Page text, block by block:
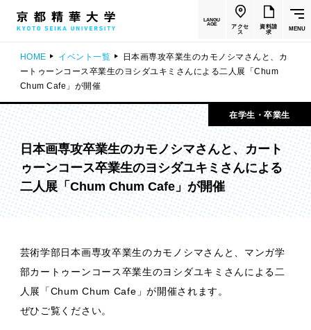
LANGU
AGE
アクセ
ス
資料請
求
MENU
HOME イベント一覧
日本画専攻卒業生のカモノシマさんと、カ
ートゥーンコース卒業生のヨシダユキミさんによる二人展「Chum
Chum Cafe」が開催
在学生・卒業生
日本画専攻卒業生のカモノシマさんと、カート
ゥーンコース卒業生のヨシダユキミさんによる
二人展「Chum Chum Cafe」が開催
芸術学部日本画専攻卒業生のカモノシマさんと、マンガ学
部カートゥーンコース卒業生のヨシダユキミさんによる二
人展「Chum Chum Cafe」が開催されます。
ぜひご覧ください。